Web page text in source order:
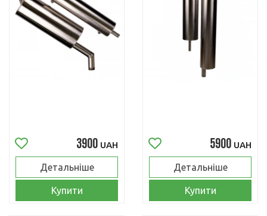
3900 UAH
Детальніше
Купити
5900 UAH
Детальніше
Купити